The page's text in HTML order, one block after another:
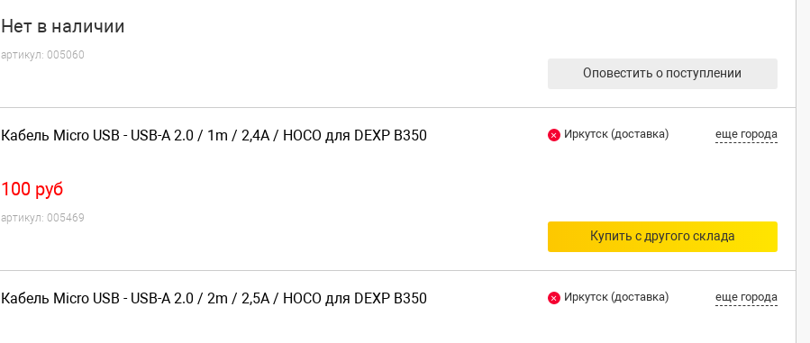
Нет в наличии
артикул: 005060
Оповестить о поступлении
Кабель Micro USB - USB-A 2.0 / 1m / 2,4A / HOCO для DEXP B350
100 руб
артикул: 005469
Иркутск (доставка) еще города
Купить с другого склада
Кабель Micro USB - USB-A 2.0 / 2m / 2,5A / HOCO для DEXP B350 Иркутск (доставка) еще города